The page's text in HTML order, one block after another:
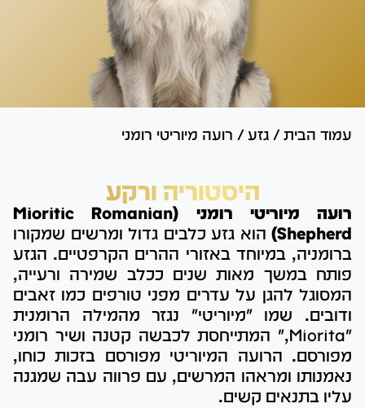
עמוד הבית / גזע / רועה מיוריטי רומני
היסטוריה ורקע
רועה מיוריטי רומני (Mioritic Romanian
Shepherd) הוא גזע כלבים גדול ומרשים שמקורו
ברומניה, במיוחד באזורי ההרים הקרפטיים. הגזע
פותח במשך מאות שנים ככלב שמירה ורעייה,
המסוגל להגן על עדרים מפני טורפים כמו זאבים
ודובים. שמו "מיוריטי" נגזר מהמילה הרומנית
"Miorita," המתייחסת לכבשה קטנה ושיר רומני
מפורסם. הרועה המיוריטי מפורסם בזכות כוחו,
נאמנותו ומראהו המרשים, עם פרווה עבה שמגנה
עליו בתנאים קשים.